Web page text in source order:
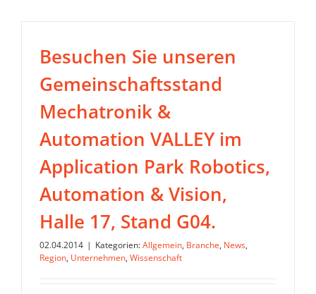
Besuchen Sie unseren
Gemeinschaftsstand
Mechatronik &
Automation VALLEY im
Application Park Robotics,
Automation & Vision,
Halle 17, Stand G04.
02.04.2014 | Kategorien:Allgemein, Branche, News,
Region, Unternehmen, Wissenschaft